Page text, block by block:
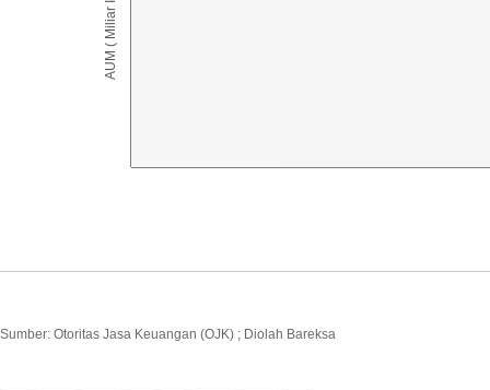
AUM ( Miliar IDR )
Sumber: Otoritas Jasa Keuangan (OJK) ; Diolah Bareksa